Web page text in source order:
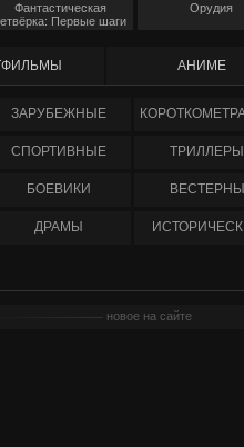
Фантастическая
Первые шаги
Орудия
АНИМЕ
ЗАРУБЕЖНЫЕ
СПОРТИВНЫЕ ТРИЛЛЕРЫ
БОЕВИКИ ВЕСТЕРНЫ
ДРАМЫ
новое на сайте